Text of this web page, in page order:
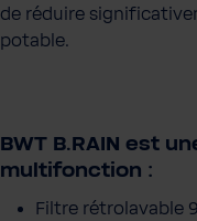
de réduire
potable.
BWT B.RAIN est
multifonction :
Filtre rétrolavable